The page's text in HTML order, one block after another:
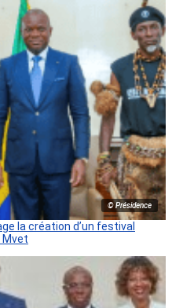
© Présidence
la création d’un festival
Mvet